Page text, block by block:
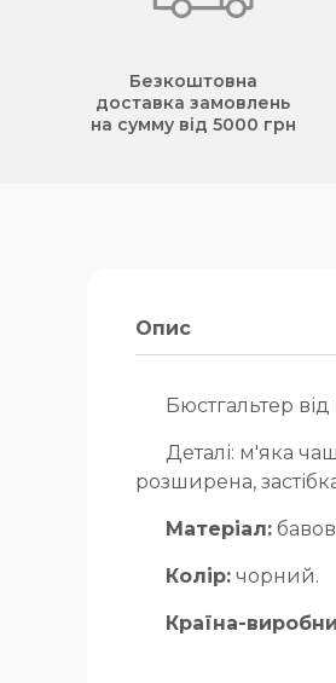
Безкоштовна
доставка замовлень
на сумму від 5000 грн
Опис
Бюстгальтер
Деталі: м'яка
розширена,
Матеріал:
Колір: чорний.
Країна-